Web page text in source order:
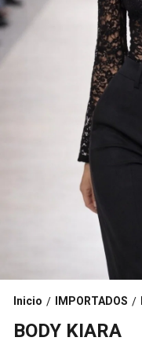
Inicio / IMPORTADOS /
BODY KIARA